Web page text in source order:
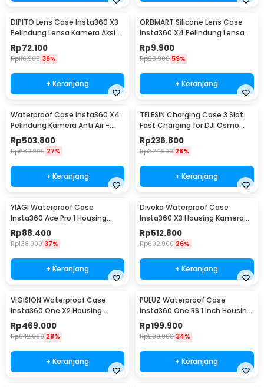
DIPITO Lens Case Insta360 X3
Pelindung Lensa Kamera Aksi -
DP-X3
Rp72.100
Rp116.900 39%
+ Keranjang
ORBMART Silicone Lens Case
Insta360 X4 Pelindung Lensa
Kamera Silikon - E2181
Rp9.900
Rp23.900 59%
+ Keranjang
Waterproof Case Insta360 X4
Pelindung Kamera Anti Air -
P50
Rp503.800
Rp680.900 27%
+ Keranjang
TELESIN Charging Case 3 Slot
Fast Charging for DJI Osmo
Action 3/4 - S0-BCG-02-TDJ
Rp236.800
Rp324.900 28%
+ Keranjang
YIAGI Waterproof Case
Insta360 Ace Pro 1 Housing
Kamera Anti Air 60M - YG-36
Rp88.400
Rp138.900 37%
+ Keranjang
Diveka Waterproof Case
Insta360 X3 Housing Kamera
Anti Air 50M - DV3
Rp512.800
Rp692.900 26%
+ Keranjang
VIGISION Waterproof Case
Insta360 One X2 Housing
Kamera Anti Air - VG-32
Rp469.000
Rp642.900 28%
+ Keranjang
PULUZ Waterproof Case
Insta360 One RS 1 Inch Housing
Kamera Anti Air - PL-361
Rp199.900
Rp299.900 34%
+ Keranjang